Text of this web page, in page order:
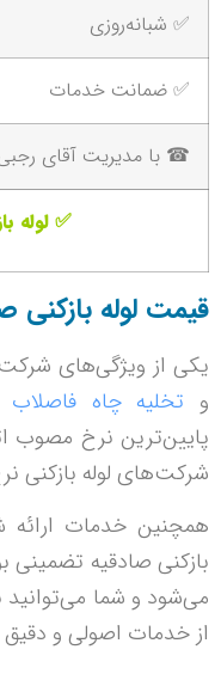
✅ شبانه‌روزی
✅ ضمانت خدمات
☎ با مدیریت آقای
✅ لوله
قیمت لوله بازکنی
یکی از ویژگی‌های شرکت
و تخلیه چاه فاصلاب
پایین‌ترین نرخ مصوب
شرکت‌های لوله بازکنی
همچنین خدمات
بازکنی صادقیه
می‌شود و شما می‌توانید
از خدمات اصولی و